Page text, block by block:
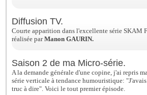
Diffusion TV.
Courte apparition dans l'excellente série SKAM
réalisée parManon GAURIN.
Saison 2 de ma Micro-série.
A la demande générale d'une copine, j'ai repris
série verticale à tendance humouristique:
truc à dire". Voici le tout premier épisode.